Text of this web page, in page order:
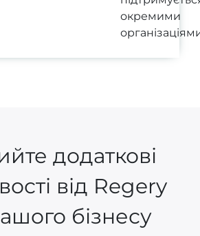
окремими
додаткові
від Regery
бізнесу